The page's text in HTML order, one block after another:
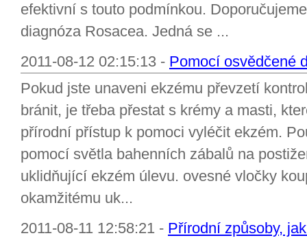
efektivní s touto podmínkou.
diagnóza Rosacea. Jedná se ...
2011-08-12 02:15:13 - Pomocí osvědčené
Pokud jste unaveni ekzému převzetí
bránit, je třeba přestat s krémy a masti,
přírodní přístup k pomoci vyléčit ekzém.
pomocí světla bahenních zábalů na
uklidňující ekzém úlevu. ovesné vločky
okamžitému uk...
2011-08-11 12:58:21 - Přírodní způsoby,